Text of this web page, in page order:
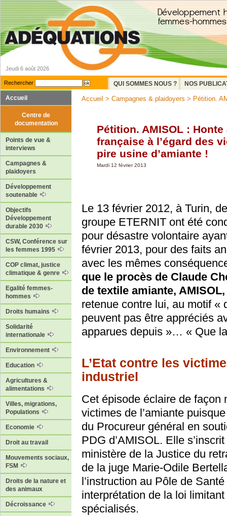
Jeudi 6 août 2026
Rechercher QUI SOMMES NOUS ?
NOS
Accueil
Centre de
documentation
Points de vue &
interviews
Campagnes &
plaidoyers
Développement
soutenable
Objectifs
Développement
durable 2030
CSW, Conférence sur
les femmes 1995
COP climat, justice
climatique & genre
Egalité femmes-
hommes
Droits humains
Solidarité
internationale
Environnement
Education
Agricultures &
alimentations
Villes, migrations,
Populations
Economie
Droit au travail
Mouvements sociaux,
FSM
Droits de la nature et
des animaux
Décroissance
Accueil > Campagnes & plaidoyers > Pétition.
Pétition. AMISOL :
française à l’égard des
pire usine d’amiante !
Mardi 12 février 2013
Le 13 février 2012, à Turin,
groupe ETERNIT ont été
pour désastre volontaire
février 2013, pour des faits
avec les mêmes
que le procès de Claude
de textile amiante,
retenue contre lui, au motif «
peuvent pas être appréciés
apparues depuis »… « Que
L’Etat contre les
industriel
Cet épisode éclaire de façon
victimes de l’amiante
du Procureur général en
PDG d’AMISOL. Elle
ministère de la Justice du
de la juge Marie-Odile
l’instruction au Pôle de
interprétation de la loi
spécialisés.